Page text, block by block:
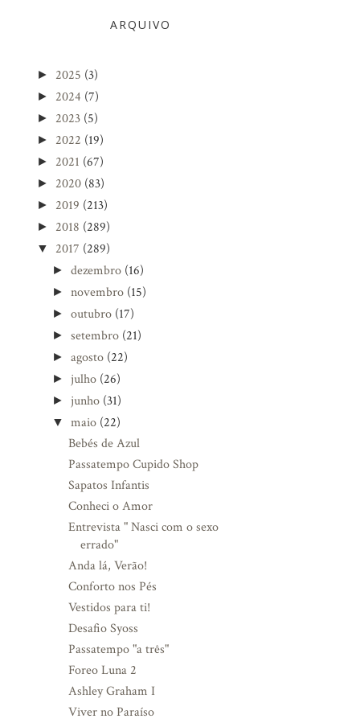
ARQUIVO
► 2025 (3)
► 2024 (7)
► 2023 (5)
► 2022 (19)
► 2021 (67)
► 2020 (83)
► 2019 (213)
► 2018 (289)
▼ 2017 (289)
►dezembro (16)
►novembro (15)
►outubro (17)
►setembro (21)
►agosto (22)
► julho (26)
► junho (31)
▼maio (22)
Bebés de Azul
Passatempo Cupido Shop
Sapatos Infantis
Conheci o Amor
Entrevista " Nasci com o sexo
errado"
Anda lá, Verão!
Conforto nos Pés
Vestidos para ti!
Desafio Syoss
Passatempo "a três"
Foreo Luna 2
Ashley Graham I
Viver no Paraíso